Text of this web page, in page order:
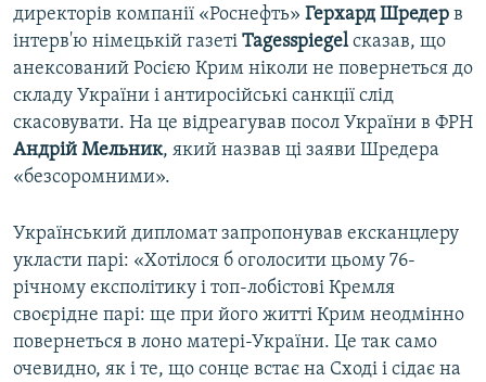
директорів компанії «Роснефть» Герхард Шредер в
інтерв'ю німецькій газеті Tagesspiegelсказав, що
анексований Росією Крим ніколи не повернеться до
складу України і антиросійські санкції слід
скасовувати. На це відреагував посол України в ФРН
Андрій Мельник, який назвав ці заяви Шредера
«безсоромними».
Український дипломат запропонував ексканцлеру
укласти парі: «Хотілося б оголосити цьому 76-
річному експолітику і топ-лобістові Кремля
своєрідне парі: ще при його житті Крим неодмінно
повернеться в лоно матері-України. Це так само
очевидно, як і те, що сонце встає на Сході і сідає на